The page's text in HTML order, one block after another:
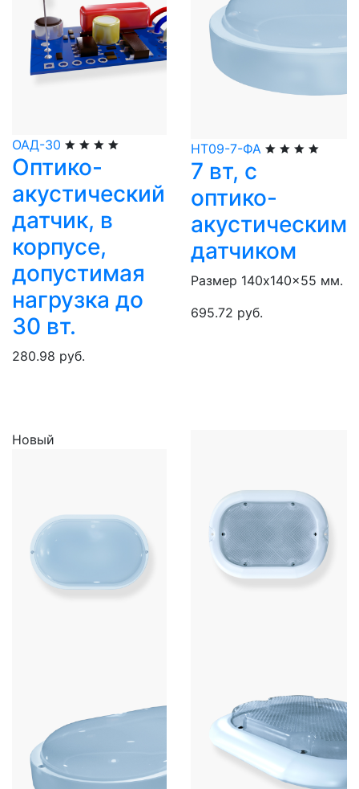
ОАД-30
Оптико-
акустический
датчик, в
корпусе,
допустимая
нагрузка до
30 вт.
280.98 руб.
НТ09-7-ФА
7 вт, с
оптико-
акустическим
датчиком
Размер 140x140x55 мм.
695.72 руб.
Новый